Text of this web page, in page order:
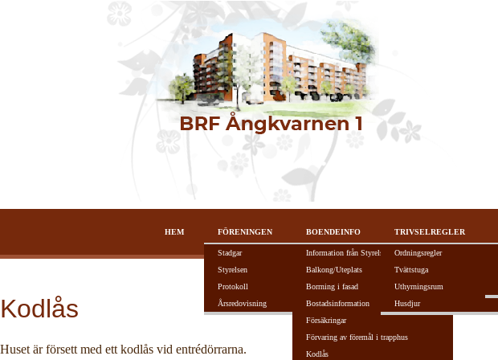
HEM FÖRENINGEN
Stadgar
Styrelsen
Protokoll
Årsredovisning
BOENDEINFO
Information från Styrelsen
Balkong/Uteplats
Borrning i fasad
Bostadsinformation
Försäkringar
Förvaring av föremål i trapphus
Kodlås
TRIVSELREGLER
Ordningsregler
Tvättstuga
Uthyrningsrum
Husdjur
Kodlås
Huset är försett med ett kodlås vid entrédörrarna.